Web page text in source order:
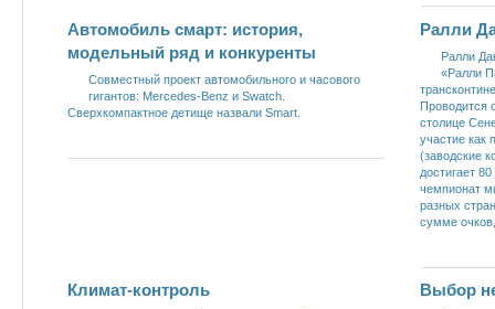
Автомобиль смарт: история,
модельный ряд и конкуренты
Совместный проект автомобильного и часового
гигантов: Mercedes-Benz и Swatch.
Сверхкомпактное детище назвали Smart.
Ралли
Ралли
«Ралли
Проводится
столице
участие как
(заводские
достигает
чемпионат
разных
сумме
Климат-контроль Выбор